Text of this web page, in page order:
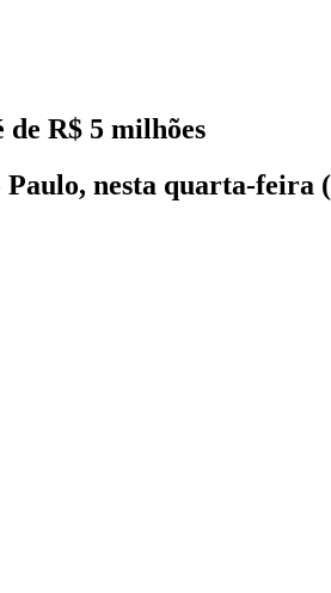
R$ 5 milhões
Paulo, nesta quarta-feira